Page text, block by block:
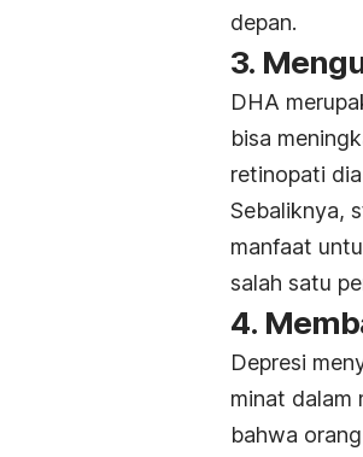
depan.
3.
DHA
bisa
retinopati
Sebaliknya,
manfaat
salah satu
4.
Depresi
minat dalam
bahwa